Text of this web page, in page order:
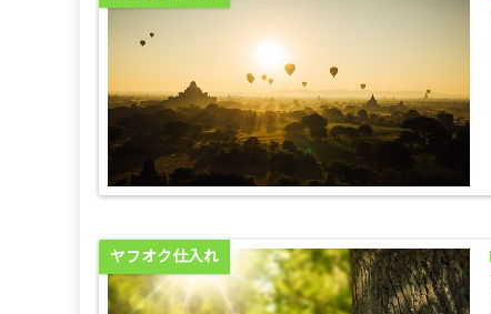
ヤフオク仕入れ